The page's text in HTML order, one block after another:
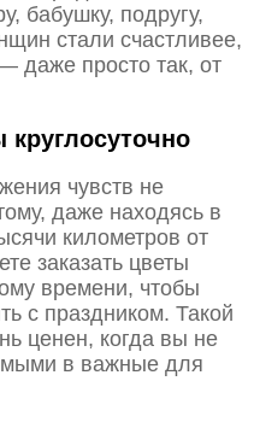
бабушку, подругу,
стали счастливее,
даже просто так, от
чувств не
даже находясь в
километров от
заказать цветы
времени, чтобы
с праздником. Такой
ценен, когда вы не
в важные для